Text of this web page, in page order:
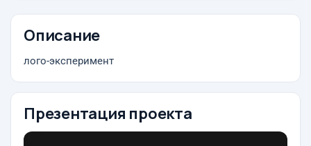
Описание
лого-эксперимент
Презентация проекта